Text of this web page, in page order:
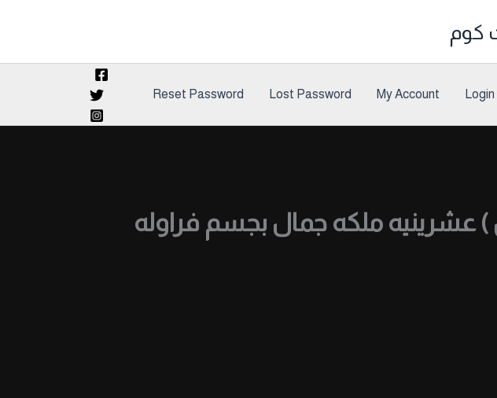
كوم
Login
My Account
Lost Password
Reset Password
عشرينيه ملكه جمال بجسم فراوله